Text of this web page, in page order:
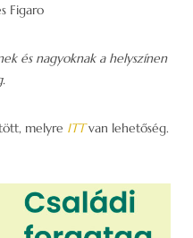
Figaro
és nagyoknak a helyszínen
melyre ITTvan lehetőség.